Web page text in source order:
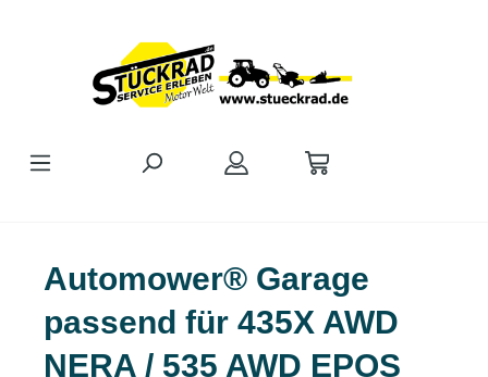
Automower® Garage
passend für 435X AWD
NERA / 535 AWD EPOS